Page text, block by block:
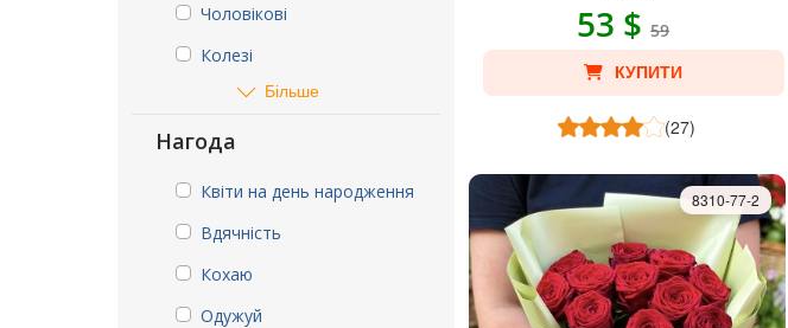
Чоловікові
Колезі
Більше
Нагода
Квіти на день народження
Вдячність
Кохаю
Одужуй
53 $59
КУПИТИ
(27)
8310-77-2